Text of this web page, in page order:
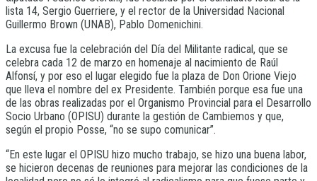
lista 14, Sergio Guerriere, y el rector de la Universidad Nacional
Guillermo Brown (UNAB), Pablo Domenichini.
La excusa fue la celebración del Día del Militante radical, que se
celebra cada 12 de marzo en homenaje al nacimiento de Raúl
Alfonsí, y por eso el lugar elegido fue la plaza de Don Orione Viejo
que lleva el nombre del ex Presidente. También porque esa fue una
de las obras realizadas por el Organismo Provincial para el Desarrollo
Socio Urbano (OPISU) durante la gestión de Cambiemos y que,
según el propio Posse, “no se supo comunicar”.
“En este lugar el OPISU hizo mucho trabajo, se hizo una buena labor,
se hicieron decenas de reuniones para mejorar las condiciones de la